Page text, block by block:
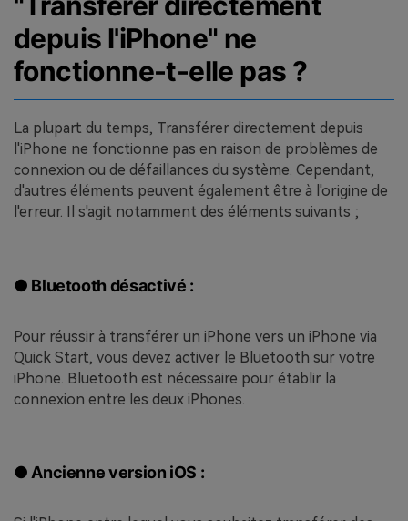
depuis l'iPhone" ne
fonctionne-t-elle pas ?
La plupart du temps, Transférer directement depuis
l'iPhone ne fonctionne pas en raison de problèmes de
connexion ou de défaillances du système. Cependant,
d'autres éléments peuvent également être à l'origine de
l'erreur. Il s'agit notamment des éléments suivants ;
● Bluetooth désactivé :
Pour réussir à transférer un iPhone vers un iPhone via
Quick Start, vous devez activer le Bluetooth sur votre
iPhone. Bluetooth est nécessaire pour établir la
connexion entre les deux iPhones.
● Ancienne version iOS :